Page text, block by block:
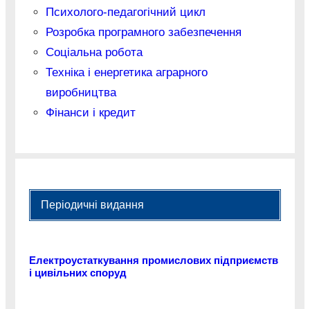
Психолого-педагогічний цикл
Розробка програмного забезпечення
Соціальна робота
Техніка і енергетика аграрного
виробництва
Фінанси і кредит
Періодичні видання
Електроустаткування промислових підприємств
і цивільних споруд